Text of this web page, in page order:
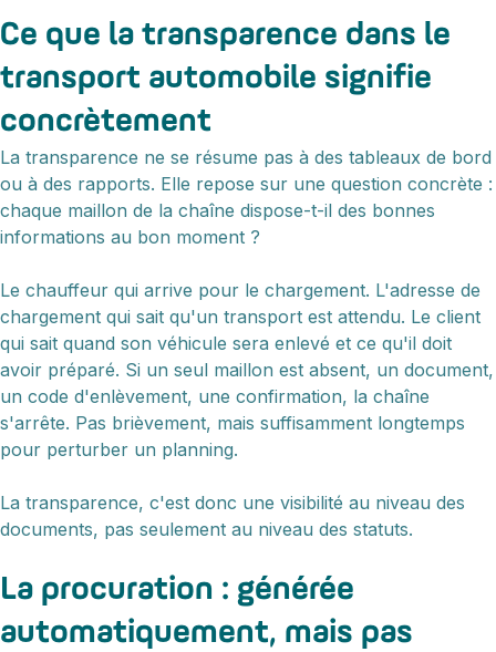
Ce que la transparence dans le
transport automobile signifie
concrètement
La transparence ne se résume pas à des tableaux de bord
ou à des rapports. Elle repose sur une question concrète :
chaque maillon de la chaîne dispose-t-il des bonnes
informations au bon moment ?
Le chauffeur qui arrive pour le chargement. L'adresse de
chargement qui sait qu'un transport est attendu. Le client
qui sait quand son véhicule sera enlevé et ce qu'il doit
avoir préparé. Si un seul maillon est absent, un document,
un code d'enlèvement, une confirmation, la chaîne
s'arrête. Pas brièvement, mais suffisamment longtemps
pour perturber un planning.
La transparence, c'est donc une visibilité au niveau des
documents, pas seulement au niveau des statuts.
La procuration : générée
automatiquement, mais pas